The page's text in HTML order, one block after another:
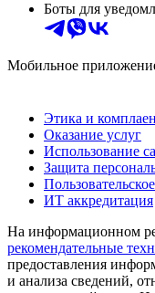
Боты для
Мобильное
Этика и
Оказание услуг
Использование
Защита
ИТ аккредитация
На информационном
рекомендательные
предоставления
и анализа сведений,